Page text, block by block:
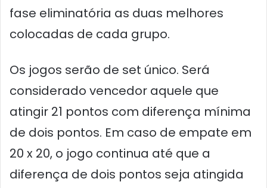
fase eliminatória as duas melhores
colocadas de cada grupo.
Os jogos serão de set único. Será
considerado vencedor aquele que
atingir 21 pontos com diferença mínima
de dois pontos. Em caso de empate em
20 x 20, o jogo continua até que a
diferença de dois pontos seja atingida